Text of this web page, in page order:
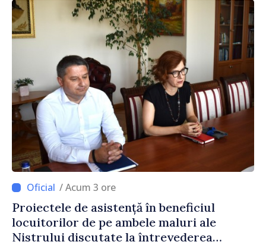
/ Acum 3 ore
Proiectele de asistență în beneficiul
locuitorilor de pe ambele maluri ale
Nistrului discutate la întrevederea